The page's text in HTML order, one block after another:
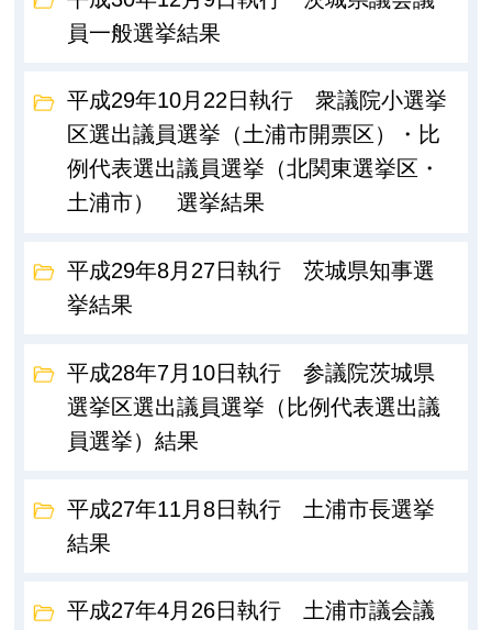
員一般選挙結果
平成29年10月22日執行 衆議院小選挙
区選出議員選挙（土浦市開票区）・比
例代表選出議員選挙（北関東選挙区・
土浦市） 選挙結果
平成29年8月27日執行 茨城県知事選
挙結果
平成28年7月10日執行 参議院茨城県
選挙区選出議員選挙（比例代表選出議
員選挙）結果
平成27年11月8日執行 土浦市長選挙
結果
平成27年4月26日執行 土浦市議会議